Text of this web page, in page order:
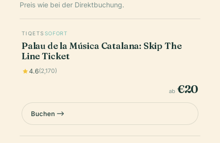
Preis wie bei der Direktbuchung.
TIQETS SOFORT
Palau de la Música Catalana: Skip The
Line Ticket
4.6(2,170)
ab €20
Buchen